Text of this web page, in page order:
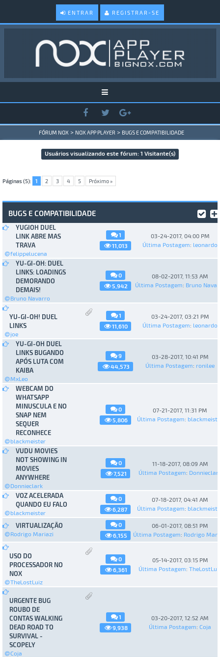
ENTRAR REGISTRAR-SE
FÓRUM NOX > NOX APP PLAYER > BUGS E COMPATIBILIDADE
Usuários visualizando este fórum: 1 Visitante(s)
Páginas (5): 1 2 3 4 5 Próximo »
BUGS E COMPATIBILIDADE
YUGIOH DUEL
LINK ABRE MAS
TRAVA
felippelucena
1
11,013
03-24-2017, 04:00 PM
Última Postagem: leonardo
YU-GI-OH: DUEL
LINKS: LOADINGS
DEMORANDO
DEMAIS!
Bruno Navarro
0
5,942
08-02-2017, 11:53 AM
Última Postagem: Bruno
YU-GI-OH! DUEL
LINKS
joe
1
11,610
03-24-2017, 03:21 PM
Última Postagem: leonardo
YU-GI-OH DUEL
LINKS BUGANDO
APÓS LUTA COM
KAIBA
MxLeo
9
44,573
03-28-2017, 10:41 PM
Última Postagem: ronilee
WEBCAM DO
WHATSAPP
MINUSCULA E NO
SNAP NEM
SEQUER
RECONHECE
blackmeister
0
5,806
07-21-2017, 11:31 PM
Última Postagem:
VUDU MOVIES
NOT SHOWING IN
MOVIES
ANYWHERE
Donnieclark
0
7,521
11-18-2017, 08:09 AM
Última Postagem:
VOZ ACELERADA
QUANDO EU FALO
blackmeister
0
6,287
07-18-2017, 04:41 AM
Última Postagem:
VIRTUALIZAÇÃO
Rodrigo Mariazi
0
6,155
06-01-2017, 08:51 PM
Última Postagem: Rodrigo
USO DO
PROCESSADOR NO
NOX
TheLostLuiz
0
6,361
05-14-2017, 03:15 PM
Última Postagem:
URGENTE BUG
ROUBO DE
CONTAS WALKING
DEAD ROAD TO
SURVIVAL -
SCOPELY
Coja
1
9,938
03-20-2017, 12:52 AM
Última Postagem: Coja